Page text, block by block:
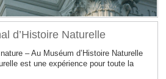
d’Histoire Naturelle
– Au Muséum d’Histoire Naturelle
est une expérience pour toute la